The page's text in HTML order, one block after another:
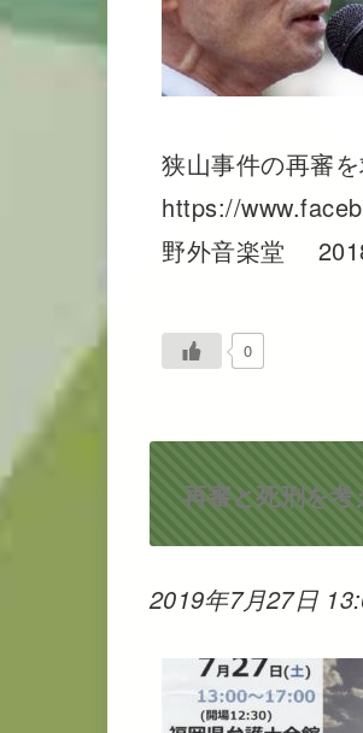
狭山事件の再審
https://
野外音楽堂
0
再審と死刑を
2019年7月27日